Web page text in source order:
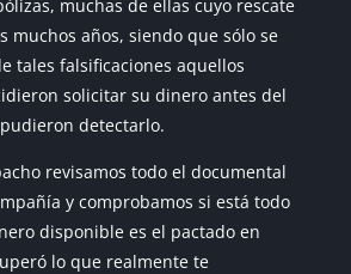
muchas de ellas cuyo rescate
muchos años, siendo que sólo se
tales falsificaciones aquellos
solicitar su dinero antes del
detectarlo.
revisamos todo el documental
y comprobamos si está todo
disponible es el pactado en
lo que realmente te